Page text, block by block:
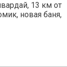
13 км от
новая баня,